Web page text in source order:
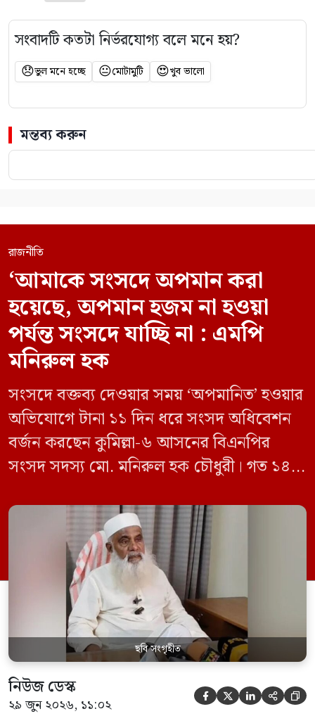
সংবাদটি কতটা নির্ভরযোগ্য বলে মনে হয়?
😞ভুল মনে হচ্ছে 😐মোটামুটি 😍খুব ভালো
মন্তব্য করুন
রাজনীতি
‘আমাকে সংসদে অপমান করা
হয়েছে, অপমান হজম না হওয়া
পর্যন্ত সংসদে যাচ্ছি না : এমপি
মনিরুল হক
সংসদে বক্তব্য দেওয়ার সময় ‘অপমানিত’ হওয়ার
অভিযোগে টানা ১১ দিন ধরে সংসদ অধিবেশন
বর্জন করছেন কুমিল্লা-৬ আসনের বিএনপির
সংসদ সদস্য মো. মনিরুল হক চৌধুরী। গত ১৪
রুলিং ও সিদ্ধান্তের প্রতিবাদে ১৫ থেকে ২৫ জুন
পর্যন্ত তিনি সংসদে যাননি। মনিরুল হক চৌধুরী
বলেন, ‘আমাকে সংসদে অপমান করা হয়েছে।
স্পিকার ফোন […]
ছবি সংগৃহীত
নিউজ ডেস্ক
২৯ জুন ২০২৬, ১১:০২     